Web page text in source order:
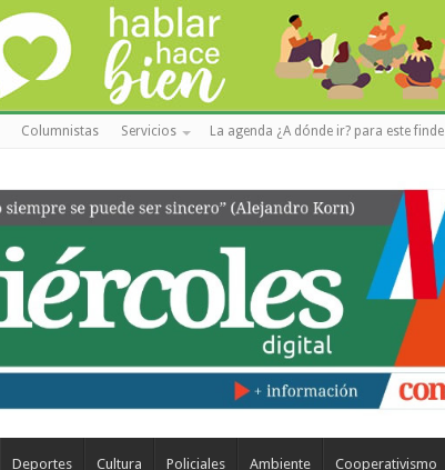
Columnistas Servicios La agenda ¿A dónde ir? para este finde
Deportes Cultura Policiales Ambiente Cooperativismo